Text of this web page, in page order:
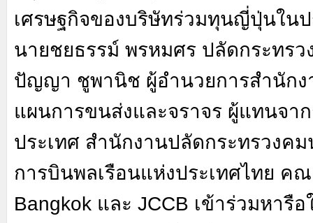
เศรษฐกิจของบริษัทร่วมทุนญี่ปุ่นในป
นายชยธรรม์ พรหมศร ปลัดกระทร
ปัญญา ชูพานิช ผู้อำนวยการสำนักง
แผนการขนส่งและจราจร ผู้แทนจา
ประเทศ สำนักงานปลัดกระทรวงค
การบินพลเรือนแห่งประเทศไทย ค
Bangkok และ JCCB เข้าร่วมหารื